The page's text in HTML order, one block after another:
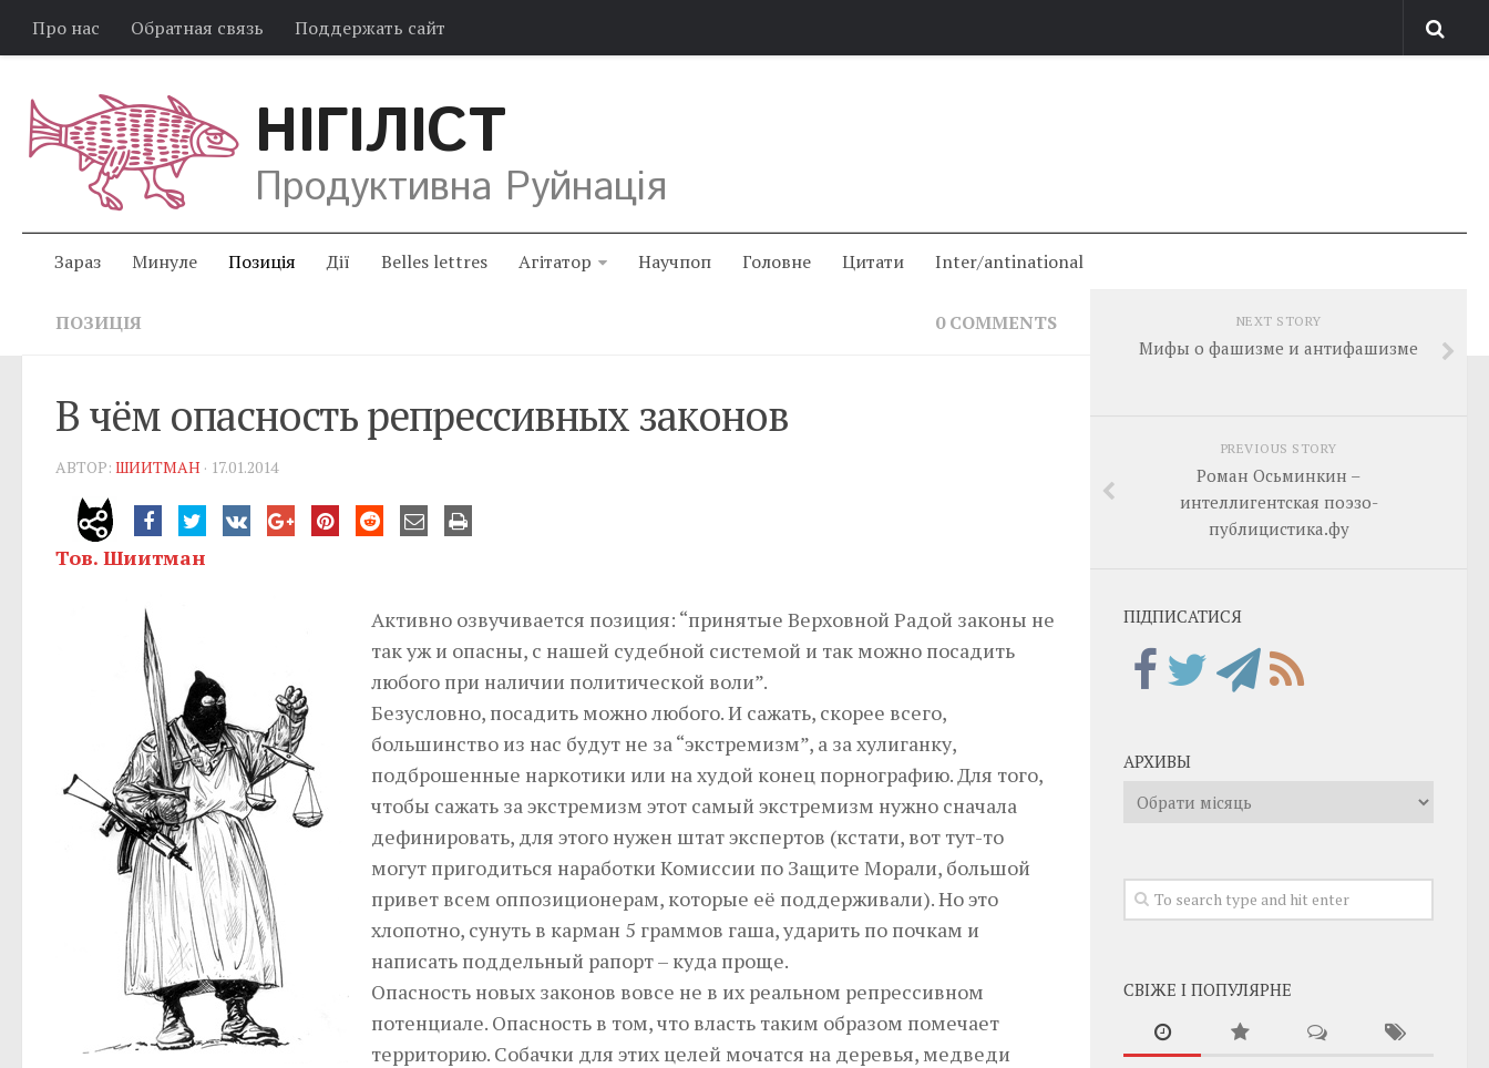
Про нас Обратная связь Поддержать сайт
НІГІЛІСТ
Продуктивна Руйнація
Зараз Минуле Позиція Дії Belles lettres Агітатор Научпоп Головне Цитати Inter/antinational
ПОЗИЦІЯ 0 COMMENTS
В чём опасность репрессивных законов
АВТОР: ШИИТМАН · 17.01.2014
Тов. Шиитман
Активно озвучивается позиция: “принятые Верховной Радой законы не
так уж и опасны, с нашей судебной системой и так можно посадить
любого при наличии политической воли”.
Безусловно, посадить можно любого. И сажать, скорее всего,
большинство из нас будут не за “экстремизм”, а за хулиганку,
подброшенные наркотики или на худой конец порнографию. Для того,
чтобы сажать за экстремизм этот самый экстремизм нужно сначала
дефинировать, для этого нужен штат экспертов (кстати, вот тут-то
могут пригодиться наработки Комиссии по Защите Морали, большой
привет всем оппозиционерам, которые её поддерживали). Но это
хлопотно, сунуть в карман 5 граммов гаша, ударить по почкам и
написать поддельный рапорт – куда проще.
Опасность новых законов вовсе не в их реальном репрессивном
потенциале. Опасность в том, что власть таким образом помечает
территорию. Собачки для этих целей мочатся на деревья, медведи
NEXT STORY
Мифы о фашизме и антифашизме
PREVIOUS STORY
Роман Осьминкин –
интеллигентская поэзо-
публицистика.фу
ПІДПИСАТИСЯ
АРХИВЫ
Архивы
СВІЖЕ І ПОПУЛЯРНЕ